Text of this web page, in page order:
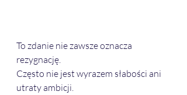
To zdanie nie zawsze oznacza
rezygnację.
Często nie jest wyrazem słabości ani
utraty ambicji.